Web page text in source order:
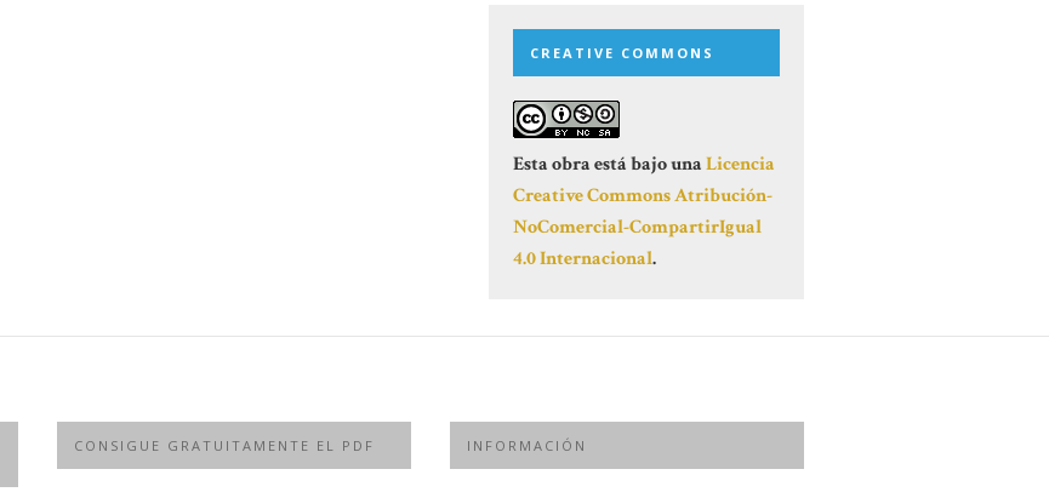
CREATIVE COMMONS
Esta obra está bajo unaLicencia
Creative Commons Atribución-
NoComercial-CompartirIgual
4.0 Internacional.
CONSIGUE GRATUITAMENTE EL PDF INFORMACIÓN